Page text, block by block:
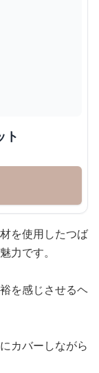
ト
を使用したつば
力です。
を感じさせるヘ
カバーしながら